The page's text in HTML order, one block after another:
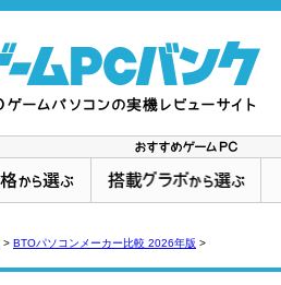
> BTOパソコンメーカー比較 2026年版 >